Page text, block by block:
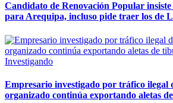
Candidato de Renovación Popular
para Arequipa, incluso pide traer los de
Investigando
Empresario investigado por tráfico ilegal
organizado continúa exportando aletas